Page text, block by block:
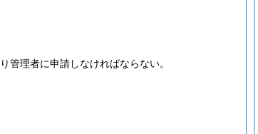
管理者に申請しなければならない。